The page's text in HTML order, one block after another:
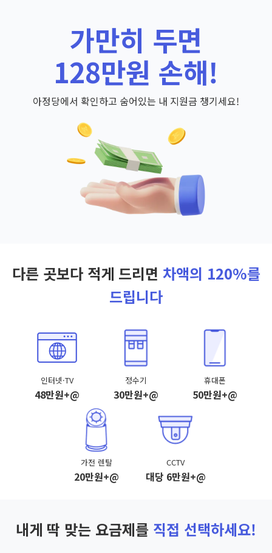
가만히 두면
128만원 손해!
아정당에서 확인하고 숨어있는 내 지원금 챙기세요!
다른 곳보다 적게 드리면 차액의 120%를
드립니다
인터넷·TV
48만원+@
정수기
30만원+@
휴대폰
50만원+@
가전 렌탈
20만원+@
CCTV
대당 6만원+@
내게 딱 맞는 요금제를 직접 선택하세요!